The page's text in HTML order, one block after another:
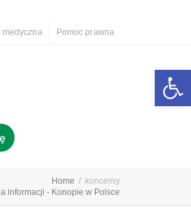
medyczna Pomoc prawna
Home
koncerny
informacji - Konopie w Polsce